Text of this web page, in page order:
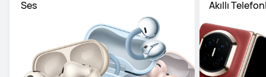
Ses Akıllı